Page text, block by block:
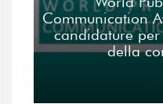
Communication
candidature
della